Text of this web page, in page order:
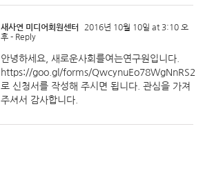
새사연 미디어회원센터
2016년 10월 10일 at 3:10 오
후 - Reply
안녕하세요, 새로운사회를여는연구원입니다.
https://goo.gl/forms/QwcynuEo78WgNnRS2
로 신청서를 작성해 주시면 됩니다. 관심을 가져
주셔서 감사합니다.